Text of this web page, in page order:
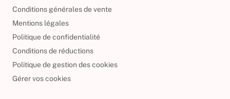
Conditions générales de vente
Mentions légales
Politique de confidentialité
Conditions de réductions
Politique de gestion des cookies
Gérer vos cookies